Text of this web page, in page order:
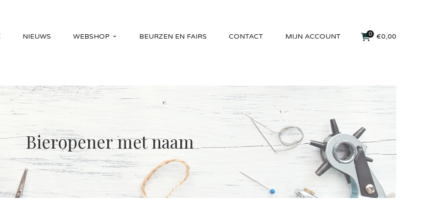
NIEUWS WEBSHOP BEURZEN EN FAIRS CONTACT MIJN ACCOUNT 0 €0,00
Bieropener met naam